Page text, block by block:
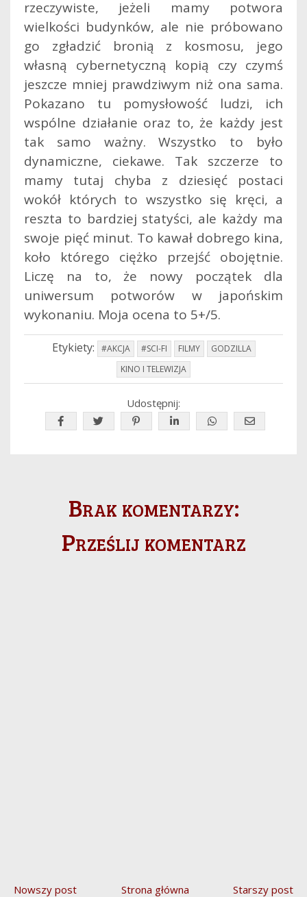
rzeczywiste, jeżeli mamy potwora
wielkości budynków, ale nie próbowano
go zgładzić bronią z kosmosu, jego
własną cybernetyczną kopią czy czymś
jeszcze mniej prawdziwym niż ona sama.
Pokazano tu pomysłowość ludzi, ich
wspólne działanie oraz to, że każdy jest
tak samo ważny. Wszystko to było
dynamiczne, ciekawe. Tak szczerze to
mamy tutaj chyba z dziesięć postaci
wokół których to wszystko się kręci, a
reszta to bardziej statyści, ale każdy ma
swoje pięć minut. To kawał dobrego kina,
koło którego ciężko przejść obojętnie.
Liczę na to, że nowy początek dla
uniwersum potworów w japońskim
wykonaniu. Moja ocena to 5+/5.
Etykiety: #AKCJA #SCI-FI FILMY
GODZILLA
KINO I TELEWIZJA
Udostępnij:
Brak komentarzy:
Prześlij komentarz
Nowszy post Starszy post
Strona główna